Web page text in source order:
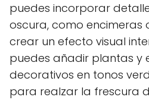
puedes incorporar
oscura, como encimeras
crear un efecto visual
puedes añadir plantas y
decorativos en tonos
para realzar la frescura